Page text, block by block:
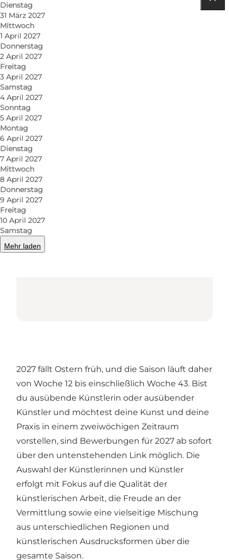
Dienstag
31 März 2027
Mittwoch
1 April 2027
Donnerstag
2 April 2027
Freitag
3 April 2027
Samstag
4 April 2027
Sonntag
5 April 2027
Montag
6 April 2027
Dienstag
7 April 2027
Mittwoch
8 April 2027
Donnerstag
9 April 2027
Freitag
10 April 2027
Samstag
Mehr laden
Route anzeigen
Æ Gammelhavn 9
6960 Hvide Sande
2027 fällt Ostern früh, und die Saison läuft daher
von Woche 12 bis einschließlich Woche 43. Bist
du ausübende Künstlerin oder ausübender
Künstler und möchtest deine Kunst und deine
Praxis in einem zweiwöchigen Zeitraum
vorstellen, sind Bewerbungen für 2027 ab sofort
über den untenstehenden Link möglich. Die
Auswahl der Künstlerinnen und Künstler
erfolgt mit Fokus auf die Qualität der
künstlerischen Arbeit, die Freude an der
Vermittlung sowie eine vielseitige Mischung
aus unterschiedlichen Regionen und
künstlerischen Ausdrucksformen über die
gesamte Saison.